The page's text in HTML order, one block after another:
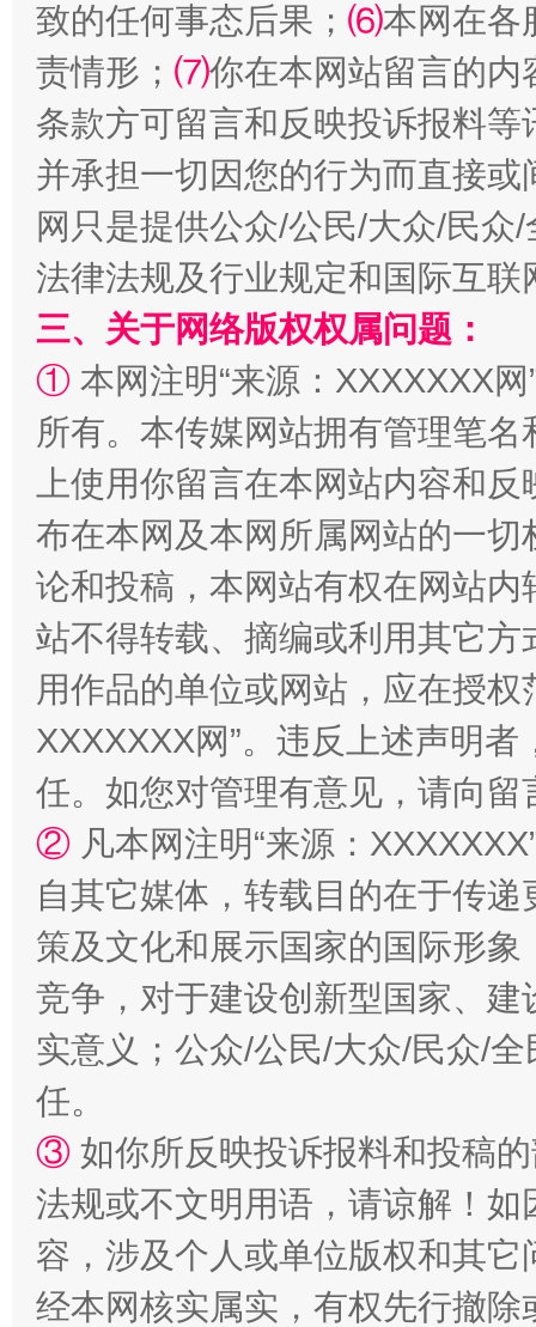
解纷+调解+退费，一次搞定
站台名比不上好声名
漫山遍野的桃花与雪山、麦地、白藏房 除
招工难、用工荒背后
致的任何事态后果； ⑹本网在各
责情形； ⑺你在本网站留言的内
条款方可留言和反映投诉报料
并承担一切因您的行为而直接
网只是提供公众/公民/大众/民
法律法规及行业规定和国际互
三、关于网络版权权属问题：
① 本网注明“来源：XXXXXXX
所有。本传媒网站拥有管理笔
上使用你留言在本网站内容和
布在本网及本网所属网站的一
论和投稿，本网站有权在网站
站不得转载、摘编或利用其它
用作品的单位或网站，应在授
XXXXXXX网”。违反上述声明
任。如您对管理有意见，请向
② 凡本网注明“来源：
自其它媒体，转载目的在于传
策及文化和展示国家的国际形
竞争，对于建设创新型国家、
实意义；公众/公民/大众/民众/
任。
③ 如你所反映投诉报料和投稿
法规或不文明用语，请谅解！
容，涉及个人或单位版权和其它
经本网核实属实，有权先行撤